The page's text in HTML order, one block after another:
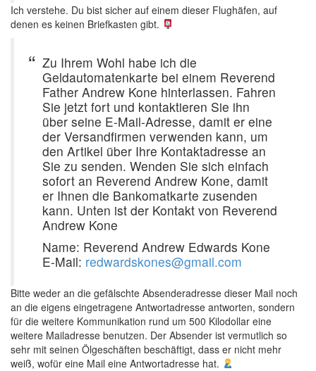
Ich verstehe. Du bist sicher auf einem dieser Flughäfen, auf
denen es keinen Briefkasten gibt.
Zu Ihrem Wohl habe ich die
Geldautomatenkarte bei einem Reverend
Father Andrew Kone hinterlassen. Fahren
Sie jetzt fort und kontaktieren Sie ihn
über seine E-Mail-Adresse, damit er eine
der Versandfirmen verwenden kann, um
den Artikel über Ihre Kontaktadresse an
Sie zu senden. Wenden Sie sich einfach
sofort an Reverend Andrew Kone, damit
er Ihnen die Bankomatkarte zusenden
kann. Unten ist der Kontakt von Reverend
Andrew Kone
Name: Reverend Andrew Edwards Kone
E-Mail: redwardskones@gmail.com
Bitte weder an die gefälschte Absenderadresse dieser Mail noch
an die eigens eingetragene Antwortadresse antworten, sondern
für die weitere Kommunikation rund um 500 Kilodollar eine
weitere Mailadresse benutzen. Der Absender ist vermutlich so
sehr mit seinen Ölgeschäften beschäftigt, dass er nicht mehr
weiß, wofür eine Mail eine Antwortadresse hat.